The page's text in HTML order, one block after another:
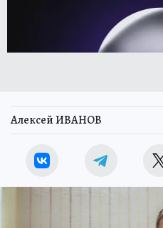
Алексей ИВАНОВ